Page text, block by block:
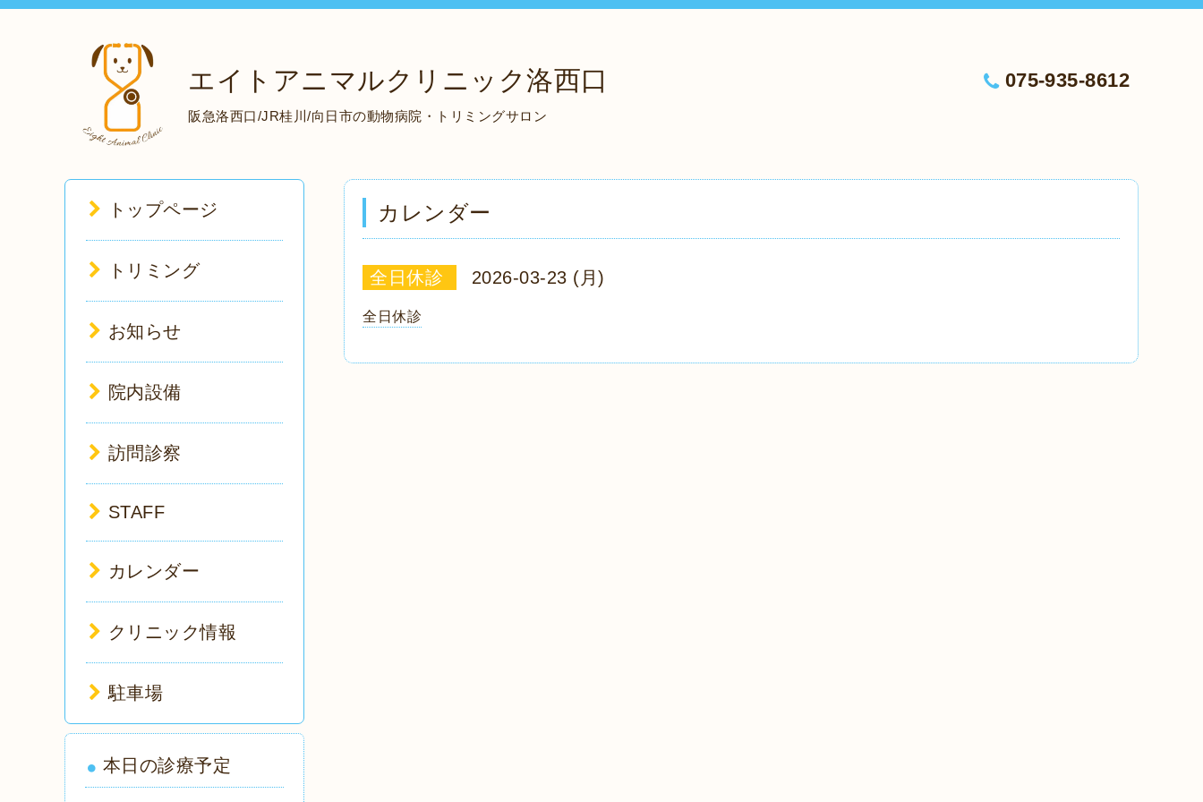
エイトアニマルクリニック洛西口
阪急洛西口/JR桂川/向日市の動物病院・トリミングサロン
075-935-8612
カレンダー
全日休診 2026-03-23 (月)
全日休診
トップページ
トリミング
お知らせ
院内設備
訪問診察
STAFF
カレンダー
クリニック情報
駐車場
本日の診療予定